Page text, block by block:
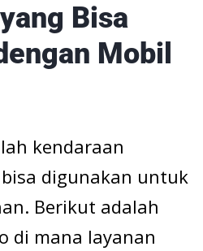
Bisa
Mobil
kendaraan
digunakan untuk
Berikut adalah
di mana layanan